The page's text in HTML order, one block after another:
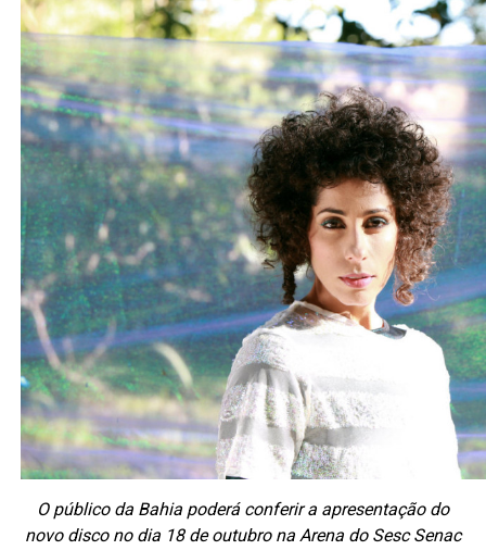
O público da Bahia poderá conferir a apresentação do
novo disco no dia 18 de outubro na Arena do Sesc Senac